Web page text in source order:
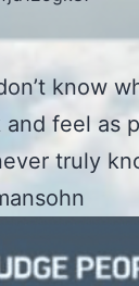
know
feel as
truly